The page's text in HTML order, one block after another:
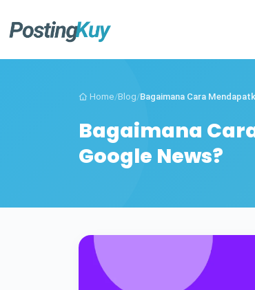
Home/Blog/Bagaimana Cara
Bagaimana
Google News?